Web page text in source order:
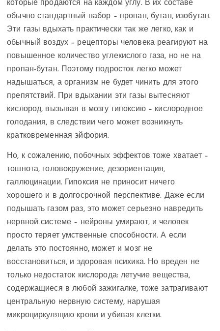
которые продаются на каждом углу. В их составе
обычно стандартный набор – пропан, бутан, изобутан.
Эти газы вдыхать практически так же легко, как и
обычный воздух – рецепторы человека реагируют на
повышенное количество углекислого газа, но не на
пропан-бутан. Поэтому подросток легко может
надышаться, а организм не будет чинить для этого
препятствий. При вдыхании эти газы вытесняют
кислород, вызывая в мозгу гипоксию – кислородное
голодания, в следствии чего может возникнуть
кратковременная эйфория.
Но, к сожалению, побочных эффектов тоже хватает –
тошнота, головокружение, дезориентация,
галлюцинации. Гипоксия не приносит ничего
хорошего и в долгосрочной перспективе. Даже если
подышать газом раз, это может серьезно навредить
нервной системе – нейроны умирают, и человек
просто теряет умственные способности. А если
делать это постоянно, может и мозг не
восстановиться, и здоровая психика. Но вреден не
только недостаток кислорода: летучие вещества,
содержащиеся в любой зажигалке, тоже затрагивают
центральную нервную систему, нарушая
микроциркуляцию крови и убивая клетки.